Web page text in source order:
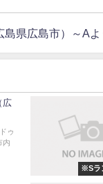
島県広島市）～A
広
ゥ
内
※Sラ